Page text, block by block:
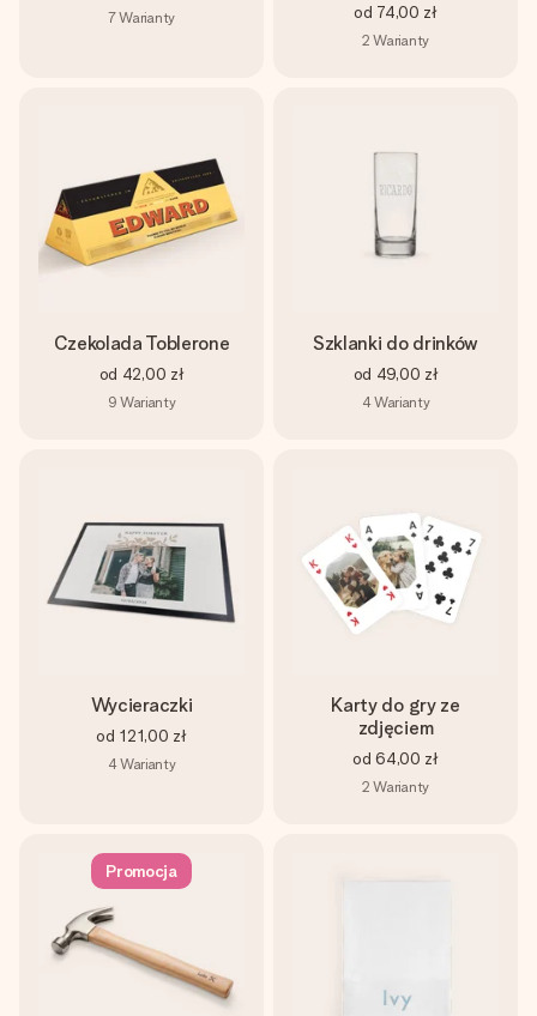
7Warianty od 74,00 zł
2 Warianty
Czekolada Toblerone
od 42,00 zł
9 Warianty
Szklanki do drinków
od 49,00 zł
4Warianty
Wycieraczki
od 121,00 zł
4Warianty
Karty do gry ze
zdjęciem
od 64,00 zł
2 Warianty
Promocja